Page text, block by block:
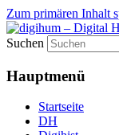
Zum primären Inhalt
digihum
Blog
fibri
Suchen
Hauptmenü
Startseite
DH